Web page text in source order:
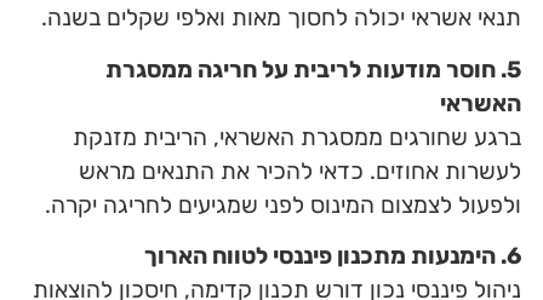
תנאי אשראי יכולה לחסוך מאות ואלפי שקלים בשנה.
5. חוסר מודעות לריבית על חריגה ממסגרת
האשראי
ברגע שחורגים ממסגרת האשראי, הריבית מזנקת
לעשרות אחוזים. כדאי להכיר את התנאים מראש
ולפעול לצמצום המינוס לפני שמגיעים לחריגה יקרה.
6. הימנעות מתכנון פיננסי לטווח הארוך
ניהול פיננסי נכון דורש תכנון קדימה, חיסכון להוצאות